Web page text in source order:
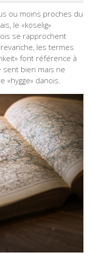
ou moins proches du
le «koselig»
se rapprochent
les termes
font référence à
bien mais ne
«hygge» danois.